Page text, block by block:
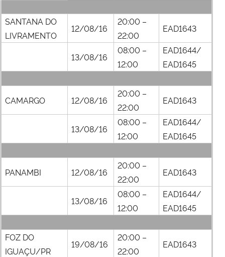
SANTANA DO
LIVRAMENTO
12/08/16
20:00 –
22:00
EAD1643
13/08/16
08:00 –
12:00
EAD1644/
EAD1645
CAMARGO 12/08/16
20:00 –
22:00
EAD1643
13/08/16
08:00 –
12:00
EAD1644/
EAD1645
PANAMBI 12/08/16
20:00 –
22:00
EAD1643
13/08/16
08:00 –
12:00
EAD1644/
EAD1645
FOZ DO
IGUAÇU/PR
19/08/16
20:00 –
22:00
EAD1643